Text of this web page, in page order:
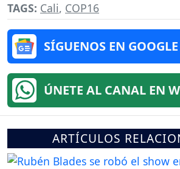
TAGS: Cali, COP16
SÍGUENOS EN
ÚNETE AL CANAL EN
ARTÍCULOS